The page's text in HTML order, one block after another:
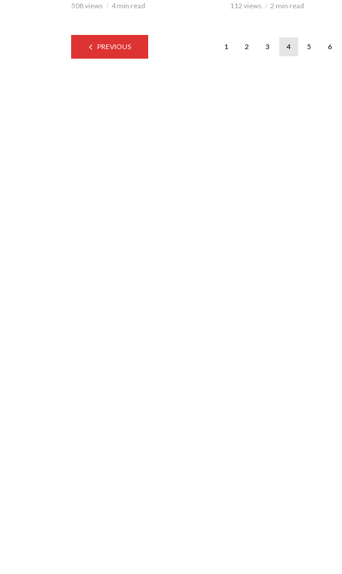
508 views 4 min read 112 views 2 min read
PREVIOUS 1 2 3 4 5 6